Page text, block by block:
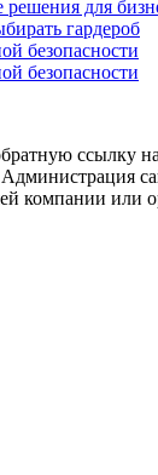
для
гардероб
безопасности
безопасности
ссылку
или